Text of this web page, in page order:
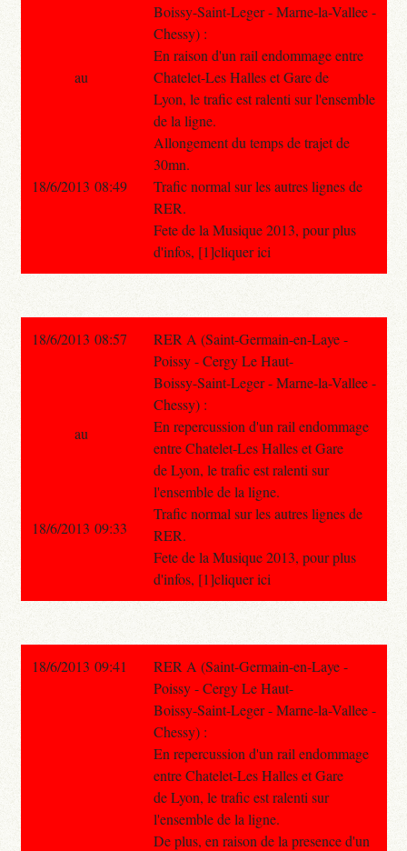
Boissy-Saint-Leger - Marne-la-Vallee -
Chessy) :
En raison d'un rail endommage entre
Chatelet-Les Halles et Gare de
Lyon, le trafic est ralenti sur l'ensemble
de la ligne.
Allongement du temps de trajet de
30mn.
Trafic normal sur les autres lignes de
RER.
Fete de la Musique 2013, pour plus
d'infos, [1]cliquer ici
au
18/6/2013 08:49
18/6/2013 08:57
RER A (Saint-Germain-en-Laye -
Poissy - Cergy Le Haut-
Boissy-Saint-Leger - Marne-la-Vallee -
Chessy) :
En repercussion d'un rail endommage
entre Chatelet-Les Halles et Gare
de Lyon, le trafic est ralenti sur
l'ensemble de la ligne.
Trafic normal sur les autres lignes de
RER.
Fete de la Musique 2013, pour plus
d'infos, [1]cliquer ici
au
18/6/2013 09:33
18/6/2013 09:41
RER A (Saint-Germain-en-Laye -
Poissy - Cergy Le Haut-
Boissy-Saint-Leger - Marne-la-Vallee -
Chessy) :
En repercussion d'un rail endommage
entre Chatelet-Les Halles et Gare
de Lyon, le trafic est ralenti sur
l'ensemble de la ligne.
De plus, en raison de la presence d'un